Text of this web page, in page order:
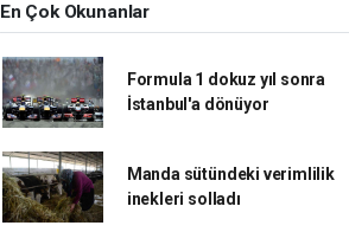
En Çok Okunanlar
Formula 1 dokuz yıl sonra
İstanbul'a dönüyor
Manda sütündeki verimlilik
inekleri solladı